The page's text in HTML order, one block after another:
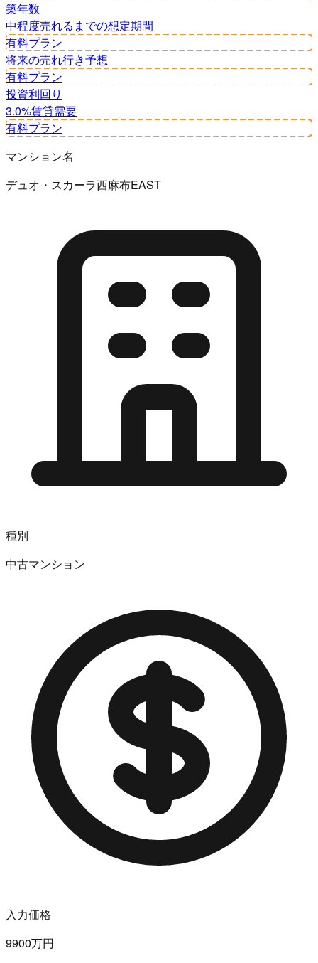
築年数
中程度売れるまでの想定期間
有料プラン
将来の売れ行き予想
有料プラン
投資利回り
3.0%賃貸需要
有料プラン
マンション名
デュオ・スカーラ西麻布EAST
種別
中古マンション
入力価格
9900万円